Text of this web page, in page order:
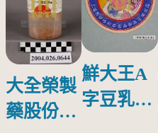
大全榮製
藥股份有
鮮大王A
字豆乳罐